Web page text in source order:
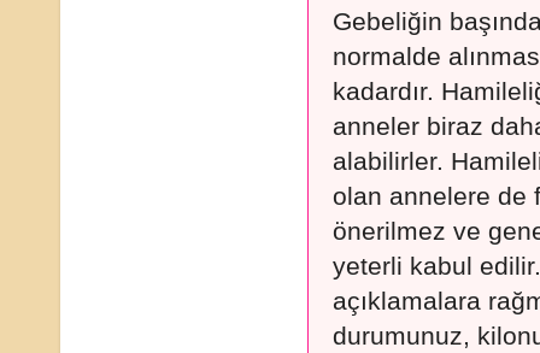
Gebeliğin
normalde
kadardır.
anneler biraz
alabilirler.
olan annelere de
önerilmez ve
yeterli kabul
açıklamalara
durumunuz,